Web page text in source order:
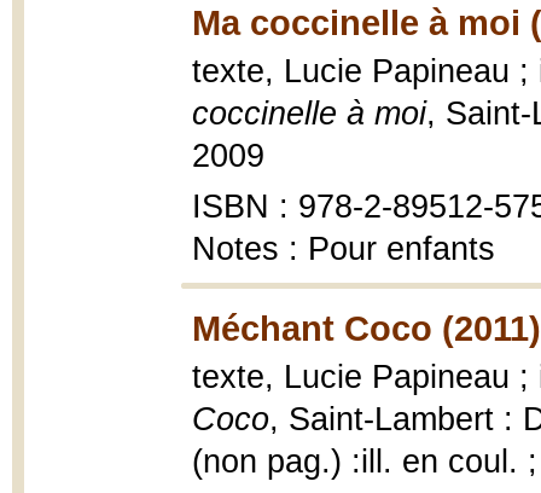
Ma coccinelle à moi
texte, Lucie Papineau
coccinelle à moi, Saint-
2009
ISBN : 978-2-89512-
Notes : Pour enfants
Méchant Coco (2011)
texte, Lucie Papineau
Coco, Saint-Lambert :
(non pag.) :ill. en coul.